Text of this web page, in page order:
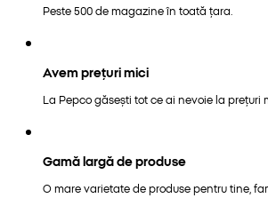
Peste 500 de magazine în toată țara.
Avem prețuri mici
La Pepco găsești tot ce ai nevoie la prețuri
Gamă largă de produse
O mare varietate de produse pentru tine,